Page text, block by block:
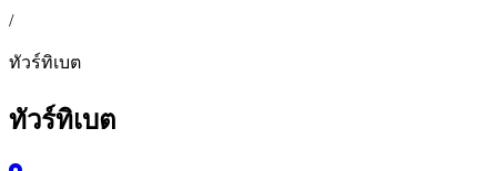
/
ทัวร์ทิเบต
ทัวร์ทิเบต